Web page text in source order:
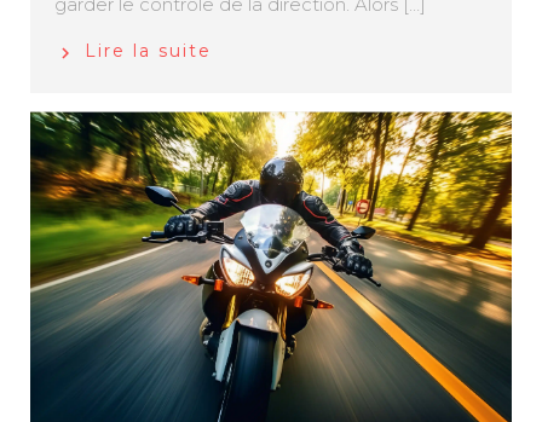
garder le contrôle de la direction. Alors […]
Lire la suite